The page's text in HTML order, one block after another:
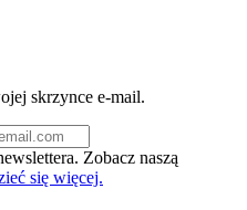
skrzynce e-mail.
Zobacz naszą
się więcej.